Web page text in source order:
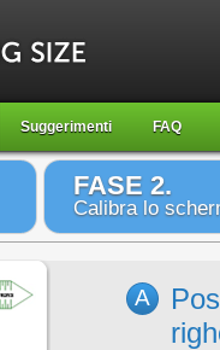
Suggerimenti FAQ
FASE 2.
Calibra lo
A